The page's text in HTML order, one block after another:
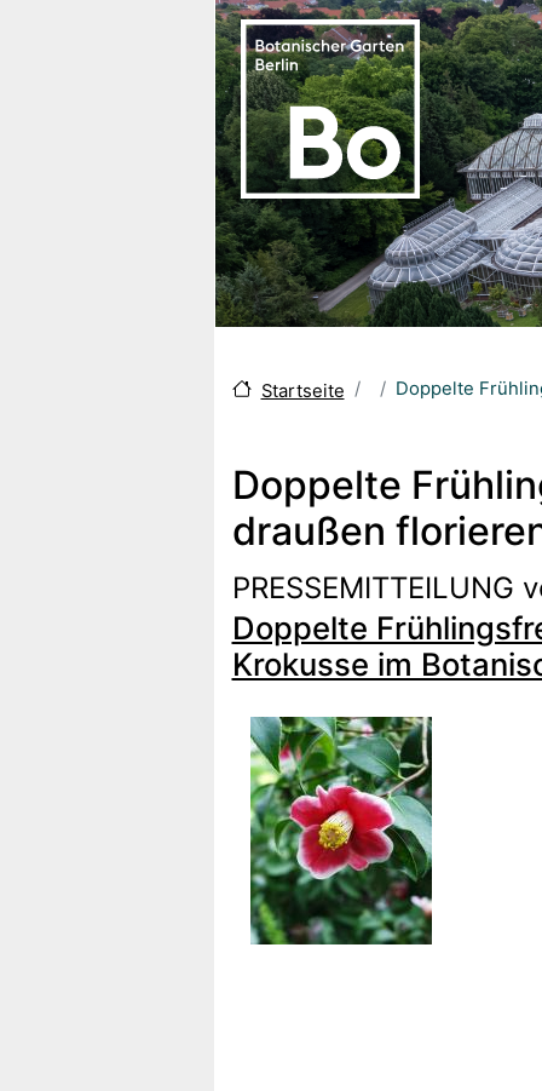
Startseite Doppelte
Doppelte
draußen
PRESSEMITTEILUNG
Doppelte
Krokusse im